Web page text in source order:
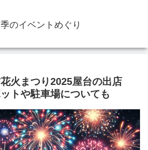
のイベントめぐり
火まつり2025屋台の出店
トや駐車場についても